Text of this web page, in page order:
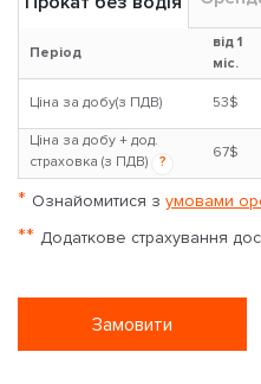
Період
від 1
міс.
Ціна за добу(з ПДВ) 53$
Ціна за добу + дод.
страховка (з ПДВ)
?
67$
* Ознайомитися з умовами
** Додаткове страхування
Замовити